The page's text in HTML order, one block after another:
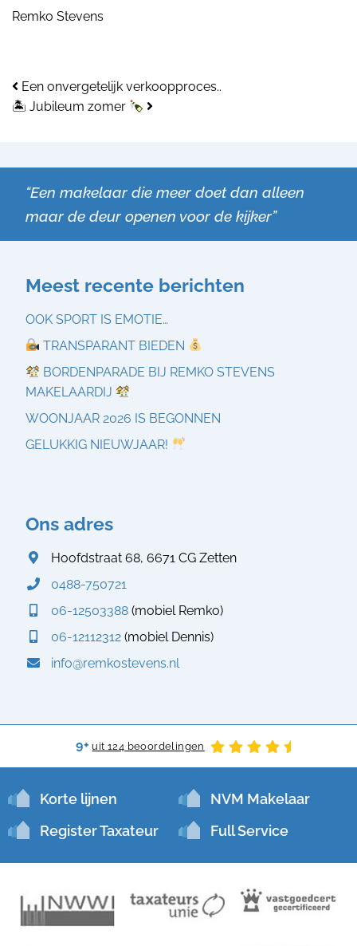
Remko Stevens
Bericht navigatie
Een onvergetelijk verkoopproces..
🏝 Jubileum zomer
“Een makelaar die meer doet dan alleen
maar de deur openen voor de kijker”
Meest recente berichten
OOK SPORT IS EMOTIE…
TRANSPARANT BIEDEN
BORDENPARADE BIJ REMKO STEVENS
MAKELAARDIJ
WOONJAAR 2026 IS BEGONNEN
GELUKKIG NIEUWJAAR!
Ons adres
Hoofdstraat 68, 6671 CG Zetten
0488-750721
06-12503388 (mobiel Remko)
06-12112312 (mobiel Dennis)
info@remkostevens.nl
9+ uit 124 beoordelingen
Korte lijnen
NVM Makelaar
Register Taxateur
Full Service